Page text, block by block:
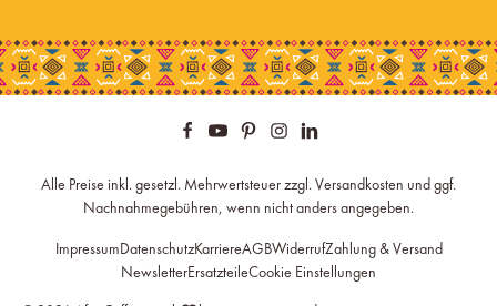
Alle Preise inkl. gesetzl. Mehrwertsteuer zzgl.Versandkosten und ggf.
Nachnahmegebühren, wenn nicht anders angegeben.
ImpressumDatenschutzKarriereAGBWiderrufZahlung & Versand
NewsletterErsatzteileCookie Einstellungen